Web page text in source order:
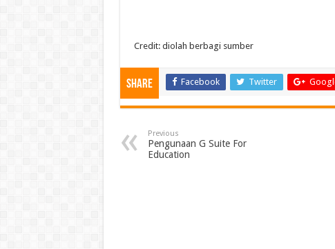
Credit: diolah berbagi sumber
Share Facebook Twitter
Previous
Pengunaan G Suite For
Education